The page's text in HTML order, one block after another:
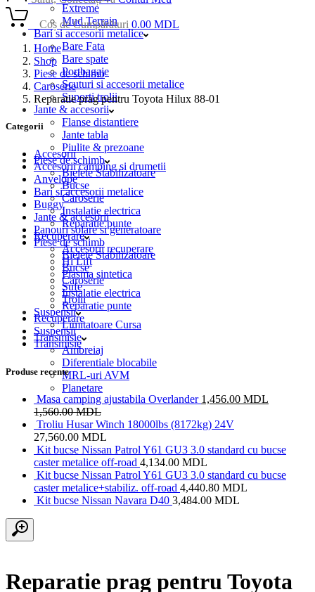
Extreme
Mud Terrain
Bari si accesorii metalice
Bare Fata
Bare spate
Portbagaje
Scuturi si accesorii metalice
Suporti trolii
Jante & accesorii
Flanse distantiere
Jante tabla
Piulite & prezoane
Piese de schimb
Bielete Stabilizatoare
Bucse
Caroserie
Instalatie electrica
Reparatie punte
Recuperare
Accesorii recuperare
Hi Lift
Plasma sintetica
Sufe
Trolii
Suspensii
Limitatoare Cursa
Transmisie
Ambreiaj
Diferentiale blocabile
MRL-uri AVM
Planetare
Coș de Cumpărături 0.00 MDL
Home
Shop
Piese de schimb
Caroserie
Reparatie prag pentru Toyota Hilux 88-01
Categorii
Accesorii
Accesorii camping si drumetii
Anvelope
Bari si accesorii metalice
Buggy
Jante & accesorii
Panouri solare si generatoare
Piese de schimb
Bielete Stabilizatoare
Bucse
Caroserie
Instalatie electrica
Reparatie punte
Recuperare
Suspensii
Transmisie
Produse recente
Masa camping ajustabila Overlander 1,456.00 MDL
1,560.00MDL
Troliu Husar Winch 18000lbs (8172kg) 24V
27,560.00 MDL
Kit bucse Nissan Patrol Y61 GU3 3.0 standard cu bucse
caster metalice off-road 4,134.00 MDL
Kit bucse Nissan Patrol Y61 GU3 3.0 standard cu bucse
caster metalice+stabiliz. off-road 4,440.80 MDL
Kit bucse Nissan Navara D40 3,484.00 MDL
Reparatie prag pentru Toyota